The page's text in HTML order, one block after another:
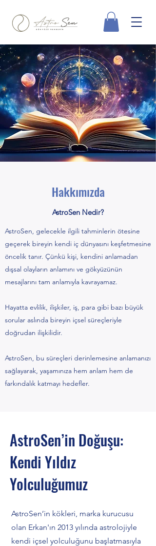
Hakkımızda
AstroSen Nedir?
AstroSen, gelecekle ilgili tahminlerin ötesine
geçerek bireyin kendi iç dünyasını keşfetmesine
öncelik tanır. Çünkü kişi, kendini anlamadan
dışsal olayların anlamını ve gökyüzünün
mesajlarını tam anlamıyla kavrayamaz.
Hayatta evlilik, ilişkiler, iş, para gibi bazı büyük
sorular aslında bireyin içsel süreçleriyle
doğrudan ilişkilidir.
AstroSen, bu süreçleri derinlemesine anlamanızı
sağlayarak, yaşamınıza hem anlam hem de
farkındalık katmayı hedefler.
AstroSen’in Doğuşu:
Kendi Yıldız
Yolculuğumuz
AstroSen’in kökleri, marka kurucusu
olan Erkan'ın 2013 yılında astrolojiyle
kendi içsel yolculuğunu başlatmasıyla